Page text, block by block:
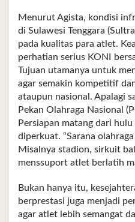
Menurut Agista, kondisi
di Sulawesi Tenggara
pada kualitas para atlet.
perhatian serius KONI
Tujuan utamanya untuk
agar semakin kompetitif
ataupun nasional. Apalagi
Pekan Olahraga Nasional
Persiapan matang dari
diperkuat. “Sarana
Misalnya stadion, sirkuit
menssuport atlet berlatih
Bukan hanya itu,
berprestasi juga menjadi
agar atlet lebih semangat